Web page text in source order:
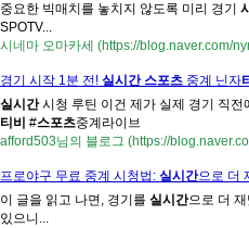
중요한 빅매치를 놓치지 않도록 미리 경기
SPOTV...
시네마 오마카세 (https://blog.naver.com/
경기 시작 1분 전! 실시간 스포츠 중계 닌자
실시간시청 루틴 이건 제가 실제 경기 직전
티비 #스포츠중계라이브
afford503님의 블로그 (https://
프로야구 무료 중계 시청법: 실시간으로 더
이 글을 읽고 나면, 경기를 실시간으로 더
있으니...